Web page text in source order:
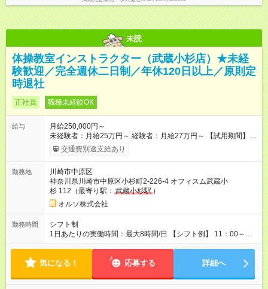
未読
体操教室インストラクター（武蔵小杉店）★未経
験歓迎／完全週休二日制／年休120日以上／原則定
時退社
正社員 職種未経験OK
給与
月給250,000円～
未経験者：月給25万円～ 経験者：月給27万円～ 【試用期間】試
用期間あり 試用期間の長さ：6ヶ月 ※ 雇用形態と給与に、本採
用時と異なる部分があります。 雇用形態：中途採用（契約社
交通費別途支給あり
勤務地
川崎市中原区
神奈川県川崎市中原区小杉町2-226-4 オフィスム武蔵小
杉 112（最寄り駅： 武蔵小杉駅 ）
オルソ株式会社
勤務時間
シフト制
1日あたりの実働時間：最大8時間/日 【シフト例】 11：00～
20：00／平日（休憩60分） 08：30～17：30／土日（休憩60
社。シフト通りの勤務です。
気になる！ 応募する 詳細へ